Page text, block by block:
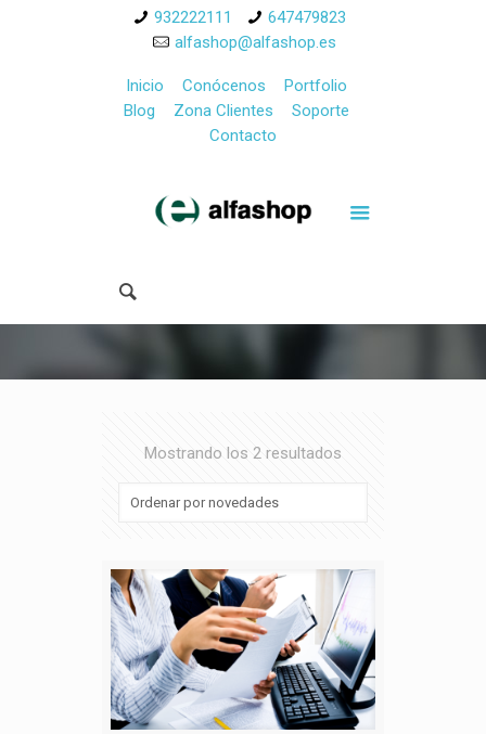
932222111
647479823
alfashop@alfashop.es
Inicio Conócenos
Portfolio
Blog
Zona Clientes
Soporte
Contacto
Mostrando los 2 resultados